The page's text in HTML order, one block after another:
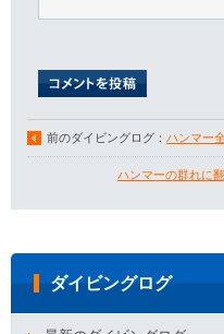
前のダイビングログ： ハンマー
ハンマーの群れに
ダイビングログ